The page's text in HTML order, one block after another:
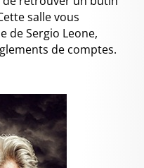
salle vous
de Sergio Leone,
de comptes.